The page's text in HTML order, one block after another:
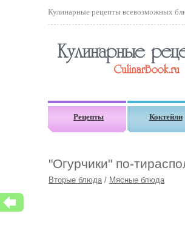
Кулинарные рецепты всевозможных
Рецепты Коктейли
"Огурчики" по-
Вторые блюда/ Мясные блюда